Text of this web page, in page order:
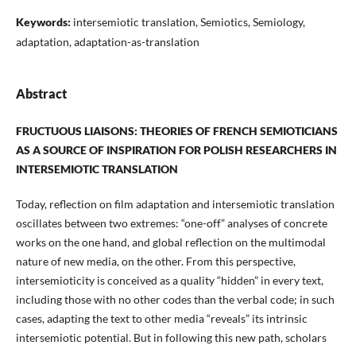
Keywords: intersemiotic translation, Semiotics, Semiology,
adaptation, adaptation-as-translation
Abstract
FRUCTUOUS LIAISONS: THEORIES OF FRENCH SEMIOTICIANS
AS A SOURCE OF INSPIRATION FOR POLISH RESEARCHERS IN
INTERSEMIOTIC TRANSLATION
Today, reflection on film adaptation and intersemiotic translation
oscillates between two extremes: “one-off” analyses of concrete
works on the one hand, and global reflection on the multimodal
nature of new media, on the other. From this perspective,
intersemioticity is conceived as a quality “hidden” in every text,
including those with no other codes than the verbal code; in such
cases, adapting the text to other media “reveals” its intrinsic
intersemiotic potential. But in following this new path, scholars